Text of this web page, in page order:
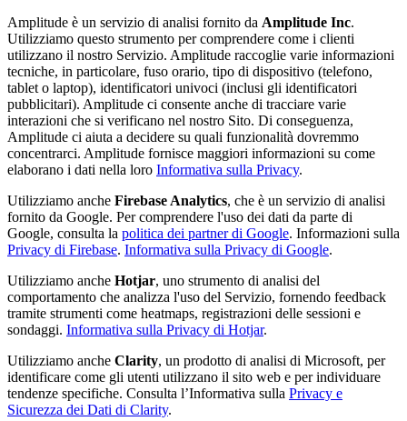
Amplitude è un servizio di analisi fornito da Amplitude Inc.
Utilizziamo questo strumento per comprendere come i clienti
utilizzano il nostro Servizio. Amplitude raccoglie varie informazioni
tecniche, in particolare, fuso orario, tipo di dispositivo (telefono,
tablet o laptop), identificatori univoci (inclusi gli identificatori
pubblicitari). Amplitude ci consente anche di tracciare varie
interazioni che si verificano nel nostro Sito. Di conseguenza,
Amplitude ci aiuta a decidere su quali funzionalità dovremmo
concentrarci. Amplitude fornisce maggiori informazioni su come
elaborano i dati nella loro Informativa sulla Privacy.
Utilizziamo anche Firebase Analytics, che è un servizio di analisi
fornito da Google. Per comprendere l'uso dei dati da parte di
Google, consulta la politica dei partner di Google. Informazioni sulla
Privacy di Firebase. Informativa sulla Privacy di Google.
Utilizziamo anche Hotjar, uno strumento di analisi del
comportamento che analizza l'uso del Servizio, fornendo feedback
tramite strumenti come heatmaps, registrazioni delle sessioni e
sondaggi. Informativa sulla Privacy di Hotjar.
Utilizziamo anche Clarity, un prodotto di analisi di Microsoft, per
identificare come gli utenti utilizzano il sito web e per individuare
tendenze specifiche. Consulta l’Informativa sulla Privacy e
Sicurezza dei Dati di Clarity.